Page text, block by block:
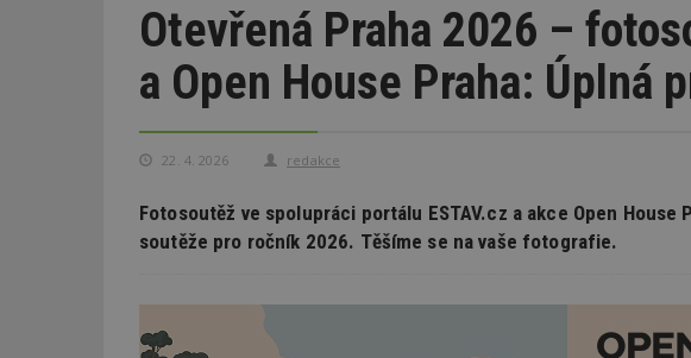
Otevřená Praha 2026 –
a Open House Praha: Úplná
22. 4. 2026 redakce
Fotosoutěž ve spolupráci portálu ESTAV.cz a akce Open
soutěže pro ročník 2026. Těšíme se na vaše fotografie.